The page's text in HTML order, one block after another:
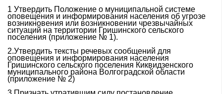
1 Утвердить Положение о муниципальной системе
оповещения и информирования населения об угрозе
возникновения или возникновении чрезвычайных
ситуаций на территории Гришинского сельского
поселения (приложение № 1).
2.Утвердить тексты речевых сообщений для
оповещения и информирования населения
Гришинского сельского поселения Киквидзенского
муниципального района Волгоградской области
(приложение № 2)